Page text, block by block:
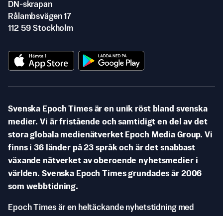
DN-skrapan
Rålambsvägen 17
112 59 Stockholm
Svenska Epoch Times är en unik röst bland svenska
medier. Vi är fristående och samtidigt en del av det
stora globala medienätverket Epoch Media Group. Vi
finns i 36 länder på 23 språk och är det snabbast
växande nätverket av oberoende nyhetsmedier i
världen. Svenska Epoch Times grundades år 2006
som webbtidning.
Epoch Times är en heltäckande nyhetstidning med